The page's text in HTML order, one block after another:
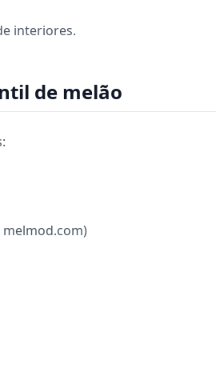
interiores.
de melão
melmod.com)